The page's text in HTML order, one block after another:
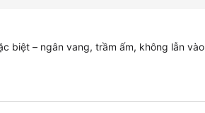
biệt – ngân vang, trầm ấm, không lẫn vào